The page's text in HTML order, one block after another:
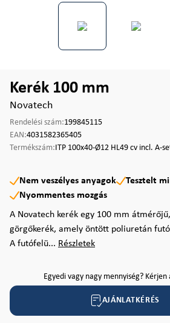
Kerék 100 mm
Novatech
Rendelési szám:199845115
EAN:4031582365405
Termékszám:ITP 100x40-Ø12 HL49 cv incl. A-
Nem veszélyes anyagok
Tesztelt
Nyommentes mozgás
A Novatech kerék egy 100 mm
görgőkerék, amely öntött poliuretán
A futófelü... Részletek
Egyedi vagy nagy mennyiség?
AJÁNLATKÉRÉS